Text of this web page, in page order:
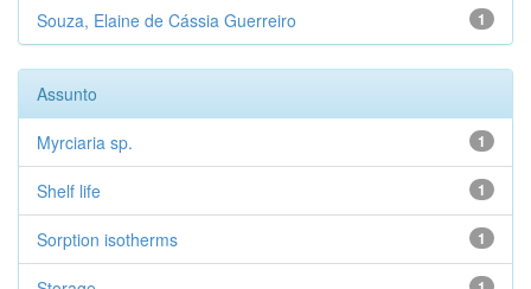
1
Souza, Elaine de Cássia Guerreiro
Assunto
1
Myrciaria sp.
1
Shelf life
1
Sorption isotherms